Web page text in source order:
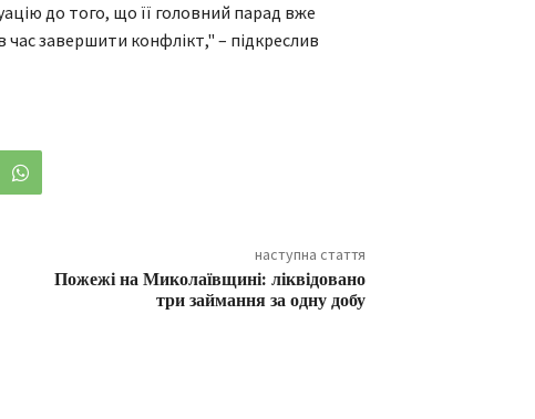
до того, що її головний парад вже
час завершити конфлікт," – підкреслив
наступна стаття
Пожежі на Миколаївщині: ліквідовано
три займання за одну добу